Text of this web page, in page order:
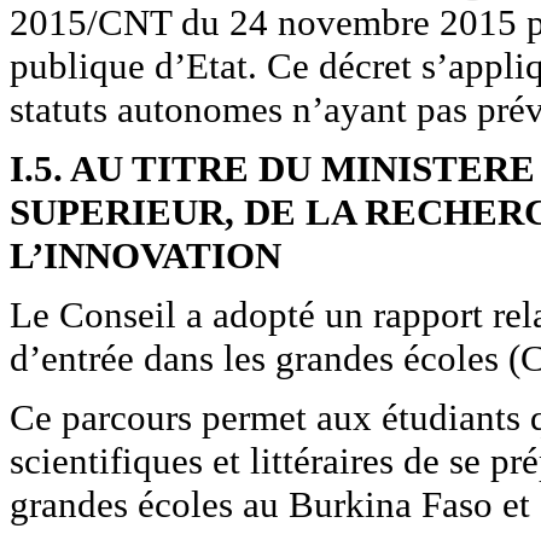
2015/CNT du 24 novembre 2015
publique d’Etat. Ce décret
statuts autonomes n’ayant pas
I.5. AU TITRE DU
SUPERIEUR, DE LA
L’INNOVATION
Le Conseil a adopté un rapport
d’entrée dans les grandes écoles
Ce parcours permet aux
scientifiques et littéraires de se
grandes écoles au Burkina Faso